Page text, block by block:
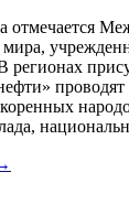
отмечается